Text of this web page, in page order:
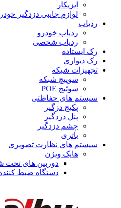
ایزیکار
لوازم جانبی دزدگیر
ردیاب
ردیاب خودرو
ردیاب شخصی
رک ایستاده
رک دیواری
تجهیزات شبکه
سوییچ شبکه
سوئیچ POE
سیستم های حفاظتی
پکیج دزگیر
پنل دزدگیر
چشم دزدگیر
باتری
سیستم های نظارت تصویری
هایک ویژن
دوربین های تحت
دستگاه ضبط